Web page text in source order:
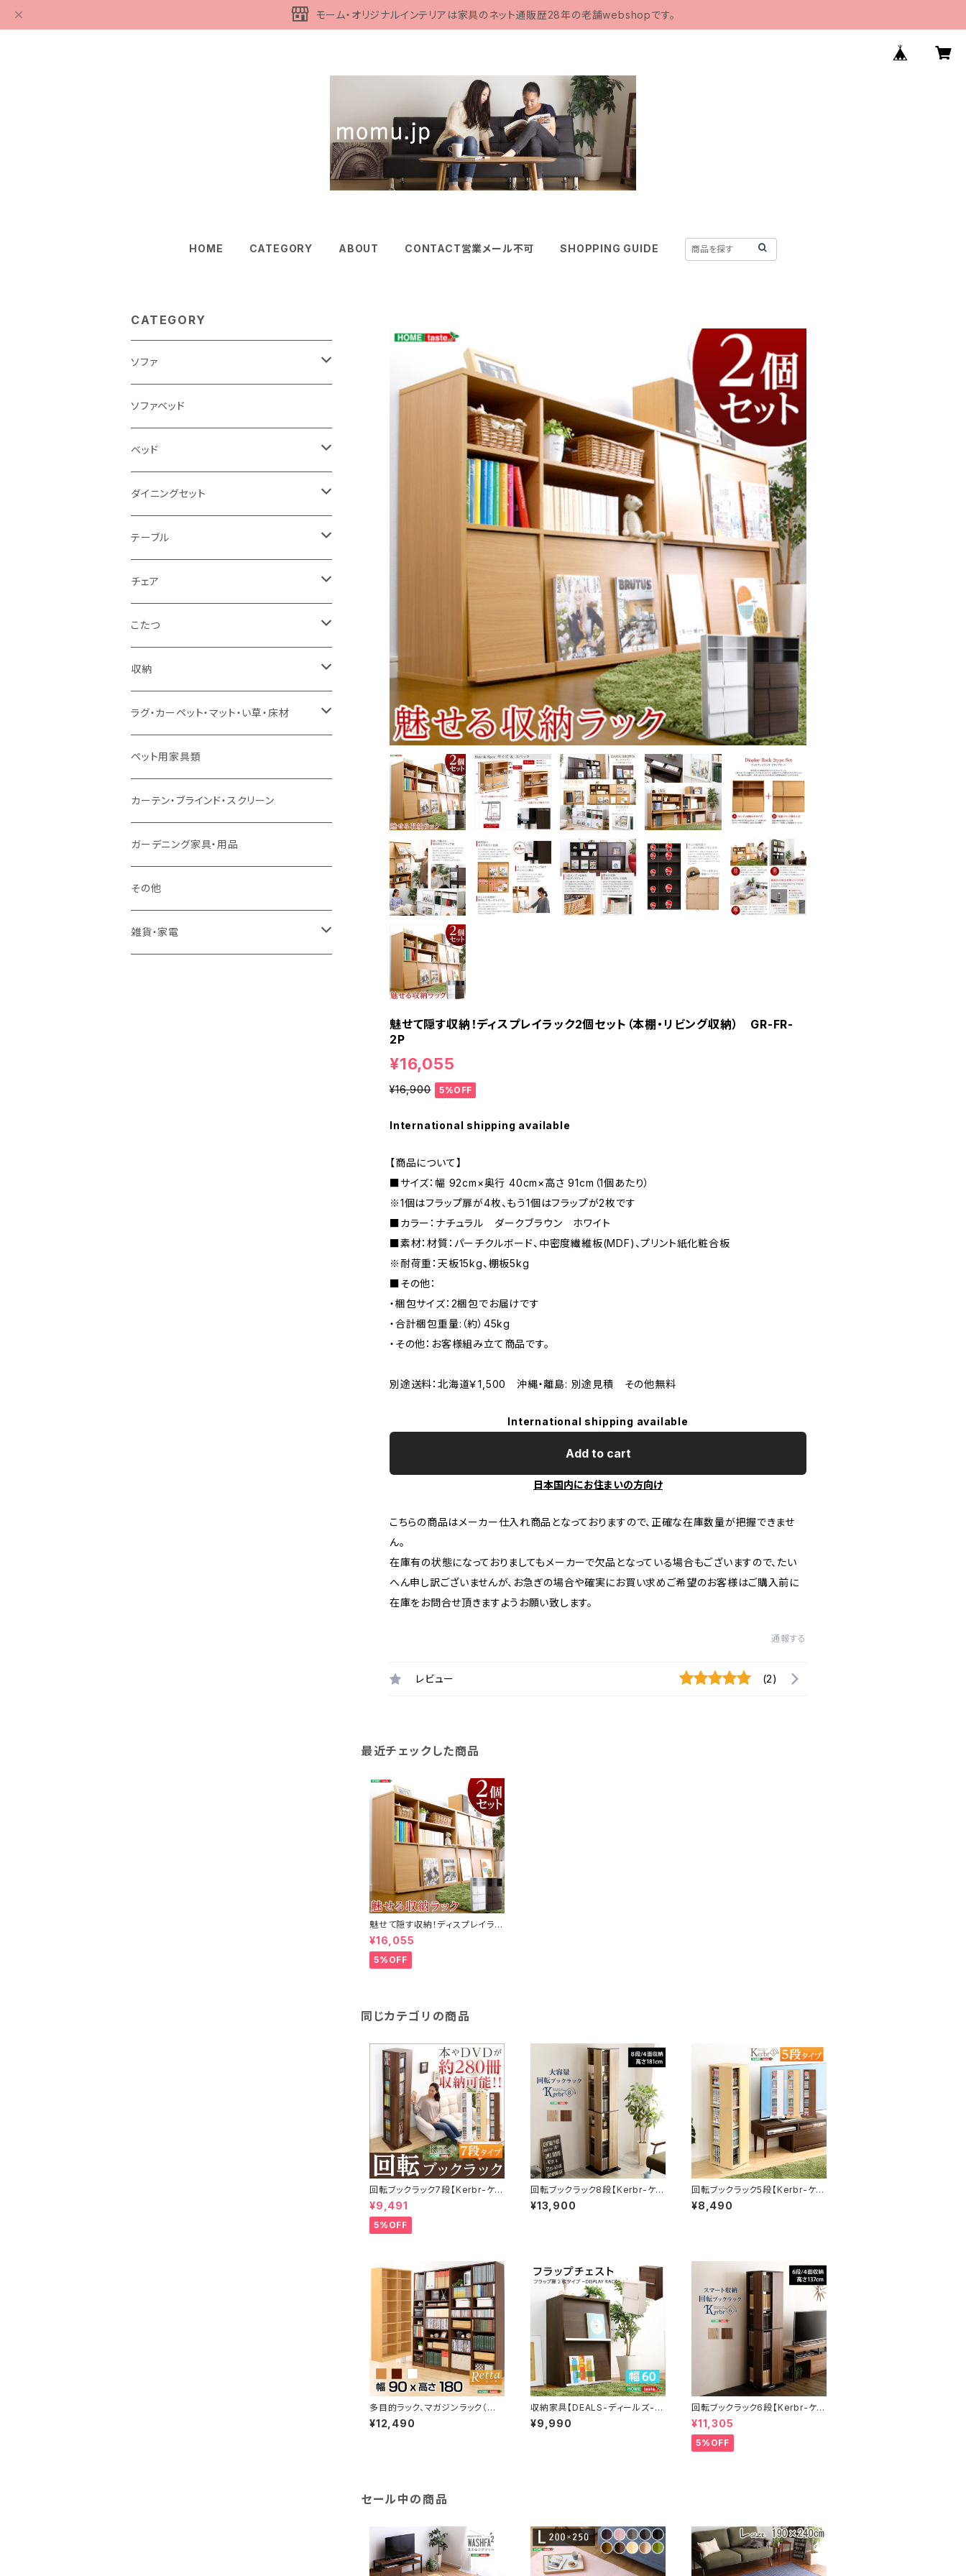
モーム・オリジナルインテリアは家具のネット通販歴28年の老舗webshopです。
HOME CATEGORY ABOUT CONTACT営業メール不可 SHOPPING GUIDE
魅せて隠す収納！ディスプレイラック2個セット（本棚・リビング収納） GR-FR-
2P
¥16,055
¥16,900 5%OFF
International shipping available
【商品について】
■サイズ：幅 92cm×奥行 40cm×高さ 91cm（1個あたり）
※1個はフラップ扉が4枚、もう1個はフラップが2枚です
■カラー：ナチュラル ダークブラウン ホワイト
■素材：材質：パーチクルボード、中密度繊維板(MDF)、プリント紙化粧合板
※耐荷重：天板15kg、棚板5kg
■その他：
・梱包サイズ：2梱包でお届けです
・合計梱包重量:（約）45kg
・その他：お客様組み立て商品です。
別途送料：北海道￥1,500 沖縄・離島: 別途見積 その他無料
International shipping available
Add to cart
日本国内にお住まいの方向け
こちらの商品はメーカー仕入れ商品となっておりますので、正確な在庫数量が把握できませ
ん。
在庫有の状態になっておりましてもメーカーで欠品となっている場合もございますので、たい
へん申し訳ございませんが、お急ぎの場合や確実にお買い求めご希望のお客様はご購入前に
在庫をお問合せ頂きますようお願い致します。
通報する
レビュー (2)
最近チェックした商品
魅せて隠す収納！ディスプレイラッ
ク2個セット（本棚・リビング収納）
GR-FR-2P
¥16,055
5%OFF
同じカテゴリの商品
回転ブックラック7段【Kerbr-ケル
ブル-】
¥9,491
5%OFF
回転ブックラック8段【Kerbr-ケル
ブル-】 KBR-8
¥13,900
回転ブックラック5段【Kerbr-ケル
ブル-】 KBR-5
¥8,490
多目的ラック、マガジンラック（幅9
0cm）オシャレで大容量な収納本
棚、CDやDVDラックにも｜Retta
¥12,490
収納家具【DEALS-ディールズ-】
フラップ扉2枚タイプ DS60-F2
¥9,990
回転ブックラック6段【Kerbr-ケル
ブル-】 KBR-6
¥11,305
5%OFF
セール中の商品
CATEGORY
ソファ
3人掛け
2.5人掛け
2人掛け
1人掛け
カウチソファ
コーナーソファ
ソファセット
スツール・オットマン
ソファ付属品
クッション・座椅子
ソファベッド
ベッド
シングルサイズ以下（フレームのみ）
セミダブルサイズ（フレームのみ）
ダブルサイズ（フレームのみ）
ワイドダブルサイズ以上（フレームのみ）
シングルサイズ以下（マットレス付）
セミダブルサイズ（マットレス付）
ダブルサイズ（マットレス付）
ダブルサイズ以上（マットレス付）
ロフトベッド
二段ベッド
マットレス
ダイニングセット
ダイニング3点セット以下
ダイニング4点セット
ダイニング5点・6点セット
ダイニング7点セット以上
テーブル
センターテーブル
ダイニングテーブル
カウンターテーブル
リフティングテーブル
サイドテーブル・コーヒーテーブル
デスク
チェア
ダイニングチェア
カウンターチェア
キッズチェア
オフィスチェア・ゲーミングチェア
ダイニングベンチ・スツール
こたつ
こたつテーブル
こたつ布団
コタツ・布団セット
収納
本棚・シェルフ
食器棚・収納庫
レンジ台・カウンター
ラック
TVボード
キャビネット・飾り棚
ラグ・カーペット・マット・い草・床材
マット・フロアタイル
ラグ
カーペット
ペット用家具類
カーテン・ブラインド・スクリーン
ガーデニング家具・用品
その他
雑貨・家電